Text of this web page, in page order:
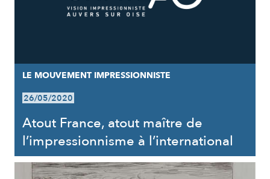
LE MOUVEMENT IMPRESSIONNISTE
26/05/2020
Atout France, atout maître de
l’impressionnisme à l’international